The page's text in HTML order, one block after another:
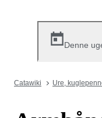
Denne
Catawiki Ure,